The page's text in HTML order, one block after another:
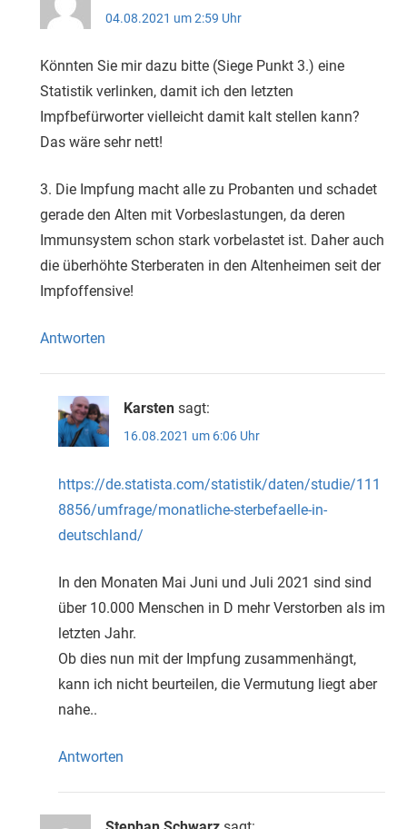
04.08.2021 um 2:59 Uhr
Könnten Sie mir dazu bitte (Siege Punkt 3.) eine
Statistik verlinken, damit ich den letzten
Impfbefürworter vielleicht damit kalt stellen kann?
Das wäre sehr nett!
3. Die Impfung macht alle zu Probanten und schadet
gerade den Alten mit Vorbeslastungen, da deren
Immunsystem schon stark vorbelastet ist. Daher auch
die überhöhte Sterberaten in den Altenheimen seit der
Impfoffensive!
Antworten
Karsten sagt:
16.08.2021 um 6:06 Uhr
https://de.statista.com/statistik/daten/studie/111
8856/umfrage/monatliche-sterbefaelle-in-
deutschland/
In den Monaten Mai Juni und Juli 2021 sind sind
über 10.000 Menschen in D mehr Verstorben als im
letzten Jahr.
Ob dies nun mit der Impfung zusammenhängt,
kann ich nicht beurteilen, die Vermutung liegt aber
nahe..
Antworten